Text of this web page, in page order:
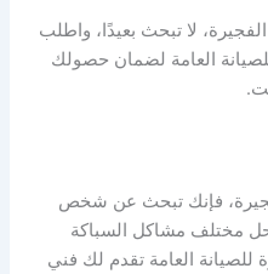
لا تبحث بعيدًا، واطلب
العامة لضمان حصولك
فإنك تبحث عن شخص
مختلف مشاكل السباكة
للصيانة العامة تقدم لك فني